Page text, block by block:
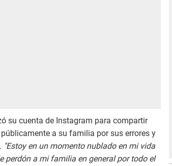
su cuenta de Instagram para compartir
a su familia por sus errores y
"Estoy en un momento nublado en mi vida
perdón a mi familia en general por todo el